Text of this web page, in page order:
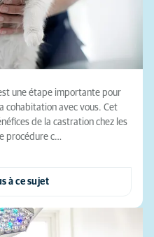
une étape importante pour
cohabitation avec vous. Cet
de la castration chez les
procédure c…
à ce sujet